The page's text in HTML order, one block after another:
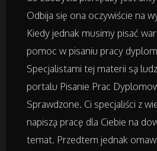
Kursy i
Tłumaczenia
Książki,
Handel
Odbija się ona oczywiście na
Kiedy jednak musimy pisać
pomoc w pisaniu pracy
Specjalistami tej materii są
portalu Pisanie Prac
Sprawdzone. Ci specjaliści z
napiszą pracę dla Ciebie na
temat. Przedtem jednak